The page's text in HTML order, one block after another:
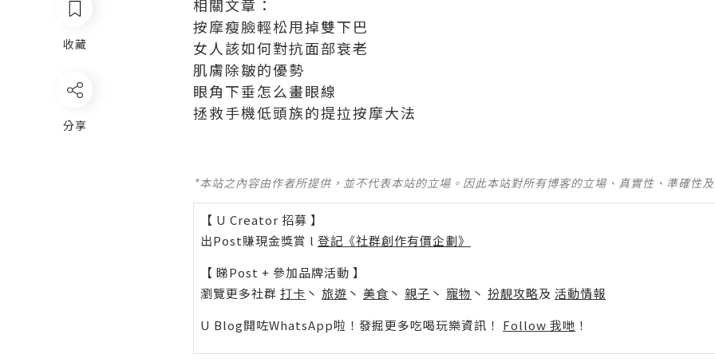
收藏
分享
相關文章：
按摩瘦臉輕松甩掉雙下巴
女人該如何對抗面部衰老
肌膚除皺的優勢
眼角下垂怎么畫眼線
拯救手機低頭族的提拉按摩大法
*本站之內容由作者所提供，並不代表本站的立場。因此本站對所有博客的立場、真實性、準確性
【 U Creator 招募 】
出Post賺現金獎賞 l 登記《社群創作有價企劃》
【 睇Post + 參加品牌活動 】
瀏覽更多社群 打卡 丶 旅遊 丶 美食 丶 親子 丶 寵物 丶 扮靚攻略及 活動情報
U Blog開咗WhatsApp啦！發掘更多吃喝玩樂資訊！ Follow 我哋 ！